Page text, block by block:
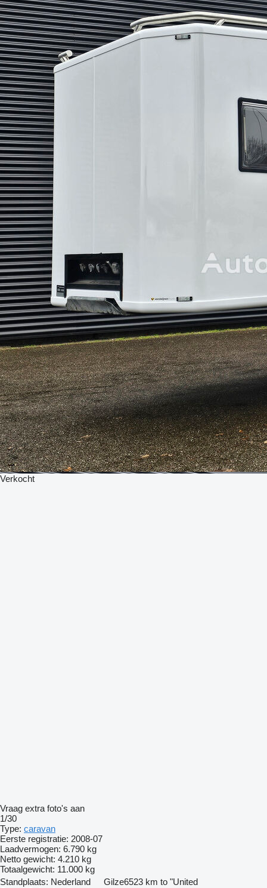
Verkocht
Vraag extra foto's aan
1/30
Type: caravan
Eerste registratie: 2008-07
Laadvermogen: 6.790 kg
Netto gewicht: 4.210 kg
Totaalgewicht: 11.000 kg
Standplaats: Nederland Gilze6523 km to "United